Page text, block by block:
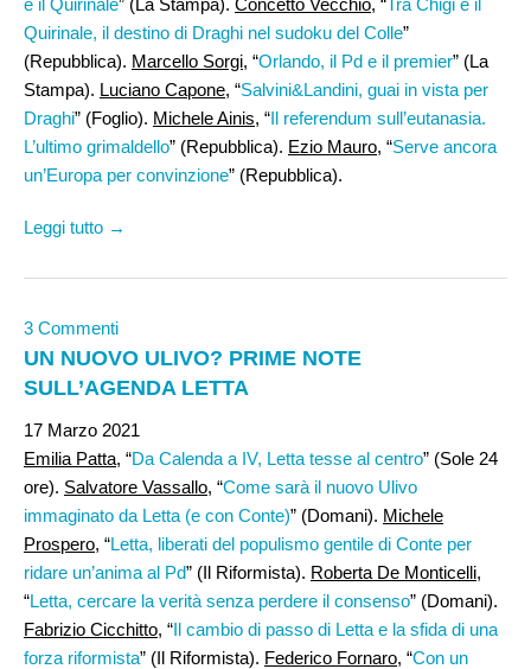
Quirinale, il destino di Draghi nel sudoku del Colle”
(Repubblica). Marcello Sorgi, “Orlando, il Pd e il premier” (La
Stampa). Luciano Capone, “Salvini&Landini, guai in vista per
Draghi” (Foglio). Michele Ainis, “Il referendum sull’eutanasia.
L’ultimo grimaldello” (Repubblica). Ezio Mauro, “Serve ancora
un’Europa per convinzione” (Repubblica).
Leggi tutto →
3 Commenti
UN NUOVO ULIVO? PRIME NOTE
SULL’AGENDA LETTA
17 Marzo 2021
Emilia Patta, “Da Calenda a IV, Letta tesse al centro” (Sole 24
ore). Salvatore Vassallo, “Come sarà il nuovo Ulivo
immaginato da Letta (e con Conte)” (Domani). Michele
Prospero, “Letta, liberati del populismo gentile di Conte per
ridare un’anima al Pd” (Il Riformista). Roberta De Monticelli,
“Letta, cercare la verità senza perdere il consenso” (Domani).
Fabrizio Cicchitto, “Il cambio di passo di Letta e la sfida di una
forza riformista” (Il Riformista). Federico Fornaro, “Con un